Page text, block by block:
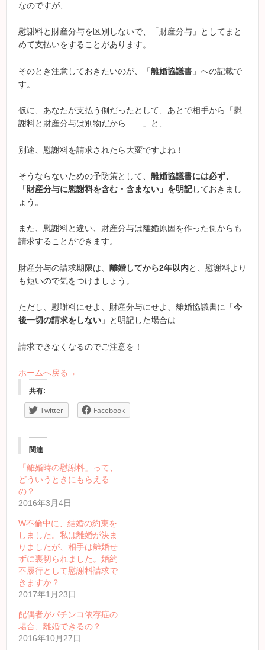
なのですが、
慰謝料と財産分与を区別しないで、「財産分与」としてまと
めて支払いをすることがあります。
そのとき注意しておきたいのが、「離婚協議書 」への記載で
す。
仮に、あなたが支払う側だったとして、あとで相手から「慰
謝料と財産分与は別物だから……」と、
別途、慰謝料を請求されたら大変ですよね！
そうならないための予防策として、 離婚協議書には必ず、
「財産分与に慰謝料を含む・含まない」を明記しておきまし
ょう。
また、慰謝料と違い、財産分与は離婚原因を作った側からも
請求することができます。
財産分与の請求期限は、 離婚してから2年以内と、慰謝料より
も短いので気をつけましょう。
ただし、慰謝料にせよ、財産分与にせよ、離婚協議書に「今
後一切の請求をしない 」と明記した場合は
請求できなくなるのでご注意を！
ホームへ戻る→
共有:
Twitter Facebook
関連
「離婚時の慰謝料」って、
どういうときにもらえる
の？
2016年3月4日
W不倫中に、結婚の約束を
しました。私は離婚が決ま
りましたが、相手は離婚せ
ずに裏切られました。婚約
不履行として慰謝料請求で
きますか？
2017年1月23日
配偶者がパチンコ依存症の
場合、離婚できるの？
2016年10月27日